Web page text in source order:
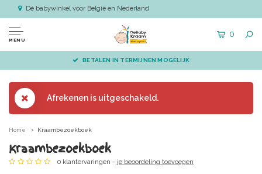
Dé babywinkel voor België en Nederland
MENU
0
BETALEN IN TERMIJNEN MOGELIJK
Afrekenen is uitgeschakeld.
Home Kraambezoekboek
Kraambezoekboek
0 klantervaringen - je beoordeling toevoegen